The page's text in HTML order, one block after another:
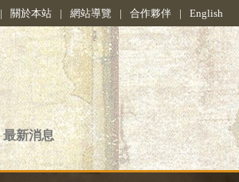
| 關於本站 | 網站導覽 | 合作夥伴 | English
最新消息